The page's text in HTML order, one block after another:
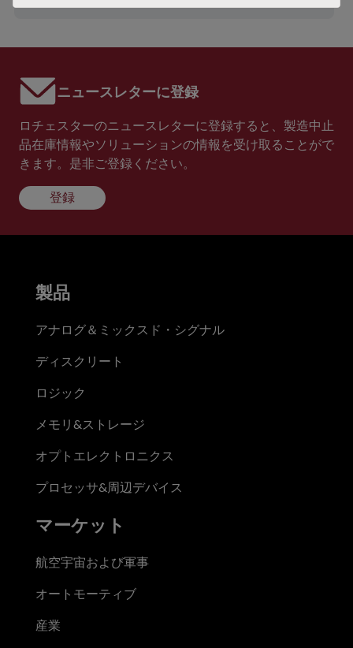
ニュースレターに登録
ロチェスターのニュースレターに登録すると、製造中止
品在庫情報やソリューションの情報を受け取ることがで
きます。是非ご登録ください。
登録
製品
アナログ＆ミックスド・シグナル
ディスクリート
ロジック
メモリ&ストレージ
オプトエレクトロニクス
プロセッサ&周辺デバイス
マーケット
航空宇宙および軍事
オートモーティブ
産業